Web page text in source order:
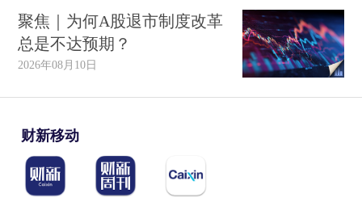
聚焦｜为何A股退市制度改革
总是不达预期？
2026年08月10日
财新移动